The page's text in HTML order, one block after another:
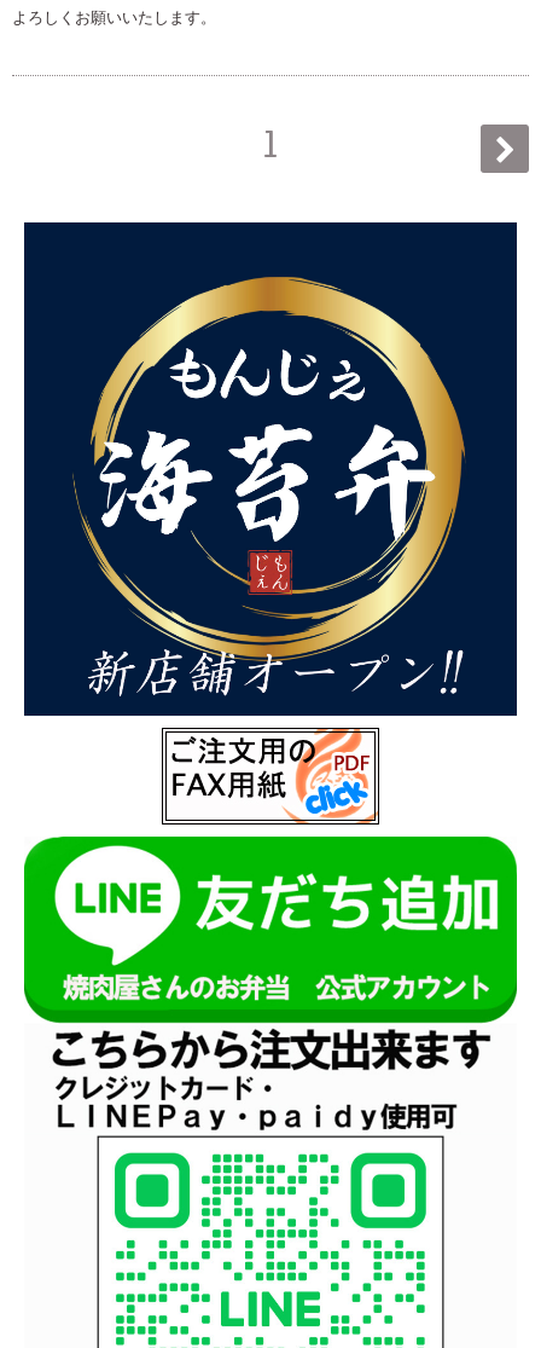
よろしくお願いいたします。
1